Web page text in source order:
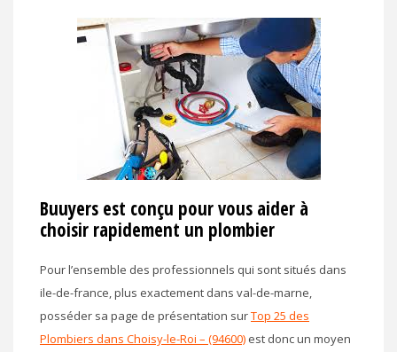
Buuyers est conçu pour vous aider à
choisir rapidement un plombier
Pour l’ensemble des professionnels qui sont situés dans
ile-de-france, plus exactement dans val-de-marne,
posséder sa page de présentation surTop 25 des
Plombiers dans Choisy-le-Roi – (94600) est donc un moyen